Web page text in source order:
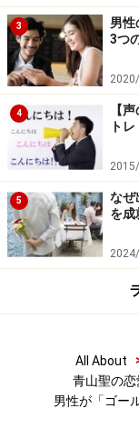
3
男性
3つ
4
【
トレ
5
なぜ
を成
All About
青山聖の
男性が「ゴー